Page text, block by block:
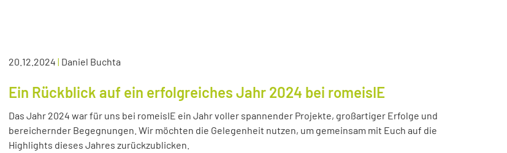
20.12.2024 | Daniel Buchta
Ein Rückblick auf ein erfolgreiches Jahr 2024 bei romeisIE
Das Jahr 2024 war für uns bei romeisIE ein Jahr voller spannender Projekte, großartiger Erfolge und
bereichernder Begegnungen. Wir möchten die Gelegenheit nutzen, um gemeinsam mit Euch auf die
Highlights dieses Jahres zurückzublicken.